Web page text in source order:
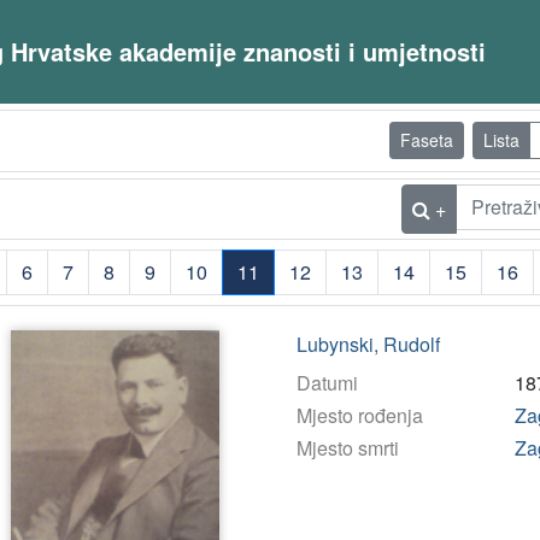
akademije znanosti i umjetnosti
Faseta Lista
+
6 7 8 9 10
11
(current)
12 13 14 15 16
Lubynski, Rudolf
Datumi
Mjesto rođenja
Mjesto smrti